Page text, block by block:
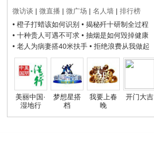
微访谈 | 微直播 | 微广场 | 名人墙 | 排行榜
• 橙子打蜡该如何识别 • 揭秘歼十研制全过程
• 十种贵人可遇不可求 • 抽烟是如何毁掉健康
• 老人为病妻搭40米扶手 • 拒绝浪费从我做起
美丽中国·
湿地行
梦想星搭
档
我要上春
晚
开门大吉